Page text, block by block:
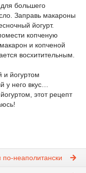
большего
Заправь макароны
йогурт.
копченую
и копченой
восхитительным.
и йогуртом
у него вкус…
этот рецепт
неаполитански